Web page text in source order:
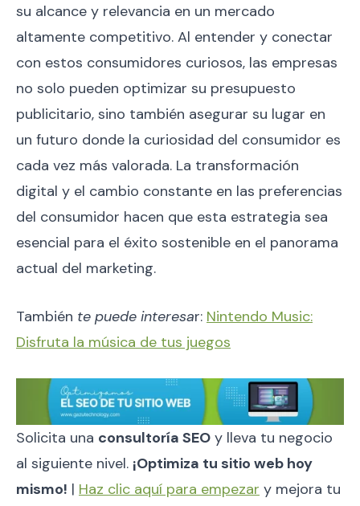
su alcance y relevancia en un mercado
altamente competitivo. Al entender y conectar
con estos consumidores curiosos, las empresas
no solo pueden optimizar su presupuesto
publicitario, sino también asegurar su lugar en
un futuro donde la curiosidad del consumidor es
cada vez más valorada. La transformación
digital y el cambio constante en las preferencias
del consumidor hacen que esta estrategia sea
esencial para el éxito sostenible en el panorama
actual del marketing.
También te puede interesar: Nintendo Music:
Disfruta la música de tus juegos
Solicita una consultoría SEO y lleva tu negocio
al siguiente nivel. ¡Optimiza tu sitio web hoy
mismo! | Haz clic aquí para empezar y mejora tu